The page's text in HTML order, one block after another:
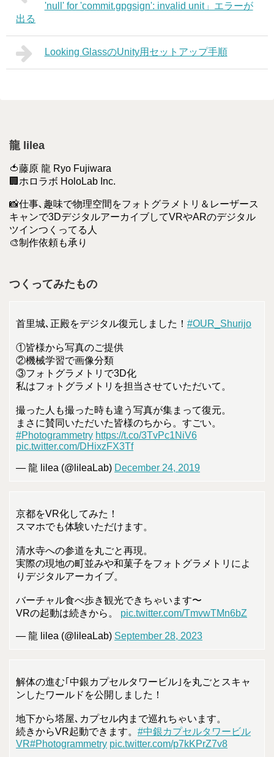
'null' for 'commit.gpgsign': invalid unit」エラーが
出る
Looking GlassのUnity用セットアップ手順
龍 lilea
🍅藤原 龍 Ryo Fujiwara
🏢ホロラボ HoloLab Inc.
📸仕事､趣味で物理空間をフォトグラメトリ＆レーザース
キャンで3DデジタルアーカイブしてVRやARのデジタル
ツインつくってる人
🎨制作依頼も承り
つくってみたもの
首里城､正殿をデジタル復元しました！ #OUR_Shurijo
①皆様から写真のご提供
②機械学習で画像分類
③フォトグラメトリで3D化
私はフォトグラメトリを担当させていただいて。
撮った人も撮った時も違う写真が集まって復元。
まさに賛同いただいた皆様のちから。すごい。
#Photogrammetry https://t.co/3TvPc1NiV6
pic.twitter.com/DHixzFX3Tf
— 龍 lilea (@lileaLab) December 24, 2019
京都をVR化してみた！
スマホでも体験いただけます。
清水寺への参道を丸ごと再現。
実際の現地の町並みや和菓子をフォトグラメトリによ
りデジタルアーカイブ。
バーチャル食べ歩き観光できちゃいます〜
VRの起動は続きから。 pic.twitter.com/TmvwTMn6bZ
— 龍 lilea (@lileaLab) September 28, 2023
解体の進む｢中銀カプセルタワービル｣を丸ごとスキャ
ンしたワールドを公開しました！
地下から塔屋､カプセル内まで巡れちゃいます。
続きからVR起動できます。 #中銀カプセルタワービル
VR#Photogrammetry pic.twitter.com/p7kKPrZ7v8